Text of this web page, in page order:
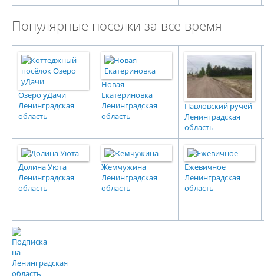
Популярные поселки за все время
Озеро уДачи
Ленинградская
область
Новая
Екатериновка
Ленинградская
область
Павловский ручей
Ленинградская
область
Долина Уюта
Ленинградская
область
Жемчужина
Ленинградская
область
Ежевичное
Ленинградская
область